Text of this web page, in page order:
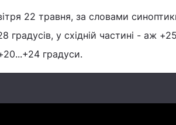
22 травня, за словами
градусів, у східній частині - аж
градуси.